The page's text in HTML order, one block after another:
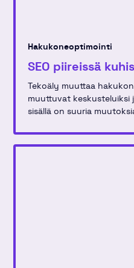
Hakukoneoptimointi
SEO piireissä
Tekoäly muuttaa
muuttuvat keskusteluiksi
sisällä on suuria